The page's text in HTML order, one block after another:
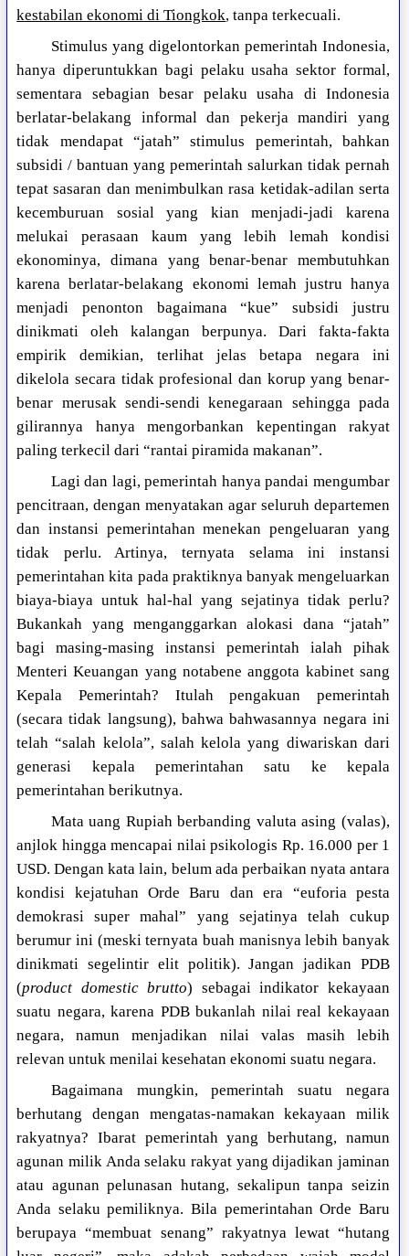
kestabilan ekonomi di Tiongkok, tanpa terkecuali.
Stimulus yang digelontorkan pemerintah Indonesia,
hanya diperuntukkan bagi pelaku usaha sektor formal,
sementara sebagian besar pelaku usaha di Indonesia
berlatar-belakang informal dan pekerja mandiri yang
tidak mendapat “jatah” stimulus pemerintah, bahkan
subsidi / bantuan yang pemerintah salurkan tidak pernah
tepat sasaran dan menimbulkan rasa ketidak-adilan serta
kecemburuan sosial yang kian menjadi-jadi karena
melukai perasaan kaum yang lebih lemah kondisi
ekonominya, dimana yang benar-benar membutuhkan
karena berlatar-belakang ekonomi lemah justru hanya
menjadi penonton bagaimana “kue” subsidi justru
dinikmati oleh kalangan berpunya. Dari fakta-fakta
empirik demikian, terlihat jelas betapa negara ini
dikelola secara tidak profesional dan korup yang benar-
benar merusak sendi-sendi kenegaraan sehingga pada
gilirannya hanya mengorbankan kepentingan rakyat
paling terkecil dari “rantai piramida makanan”.
Lagi dan lagi, pemerintah hanya pandai mengumbar
pencitraan, dengan menyatakan agar seluruh departemen
dan instansi pemerintahan menekan pengeluaran yang
tidak perlu. Artinya, ternyata selama ini instansi
pemerintahan kita pada praktiknya banyak mengeluarkan
biaya-biaya untuk hal-hal yang sejatinya tidak perlu?
Bukankah yang menganggarkan alokasi dana “jatah”
bagi masing-masing instansi pemerintah ialah pihak
Menteri Keuangan yang notabene anggota kabinet sang
Kepala Pemerintah? Itulah pengakuan pemerintah
(secara tidak langsung), bahwa bahwasannya negara ini
telah “salah kelola”, salah kelola yang diwariskan dari
generasi kepala pemerintahan satu ke kepala
pemerintahan berikutnya.
Mata uang Rupiah berbanding valuta asing (valas),
anjlok hingga mencapai nilai psikologis Rp. 16.000 per 1
USD. Dengan kata lain, belum ada perbaikan nyata antara
kondisi kejatuhan Orde Baru dan era “euforia pesta
demokrasi super mahal” yang sejatinya telah cukup
berumur ini (meski ternyata buah manisnya lebih banyak
dinikmati segelintir elit politik). Jangan jadikan PDB
(product domestic brutto) sebagai indikator kekayaan
suatu negara, karena PDB bukanlah nilai real kekayaan
negara, namun menjadikan nilai valas masih lebih
relevan untuk menilai kesehatan ekonomi suatu negara.
Bagaimana mungkin, pemerintah suatu negara
berhutang dengan mengatas-namakan kekayaan milik
rakyatnya? Ibarat pemerintah yang berhutang, namun
agunan milik Anda selaku rakyat yang dijadikan jaminan
atau agunan pelunasan hutang, sekalipun tanpa seizin
Anda selaku pemiliknya. Bila pemerintahan Orde Baru
berupaya “membuat senang” rakyatnya lewat “hutang